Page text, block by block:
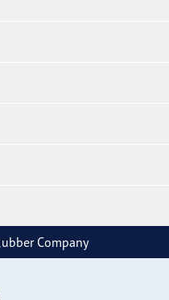
Company